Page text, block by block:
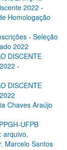
2022 -
Homologação
- Seleção
2022
DISCENTE
-
DISCENTE
Chaves Araújo
UFPB
arquivo,
Marcelo Santos